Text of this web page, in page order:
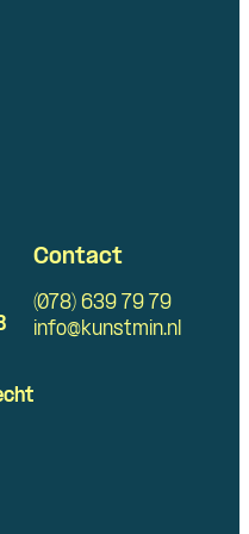
Contact
(078) 639 79 79
info@kunstmin.nl